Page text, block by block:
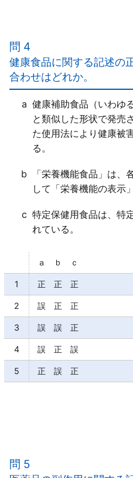
「動物実験」により求め
といい、薬物の毒性の指標
ｂ○
ｃ○
問 4
健康食品に関する記述の
合わせはどれか。
a 健康補助食品（いわゆ
と類似した形状で発売
た使用法により健康被
る。
b
「栄養機能食品」は、
して「栄養機能の表示
c 特定保健用食品は、特
れている。
ａ ｂ ｃ
1 正 正 正
2 誤 正 正
3 誤 誤 正
4 誤 正 誤
5 正 誤 正
ｂ○
ｃ○
問 5